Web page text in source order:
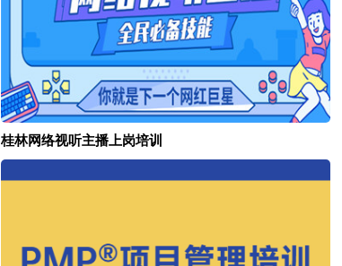
桂林网络视听主播上岗培训